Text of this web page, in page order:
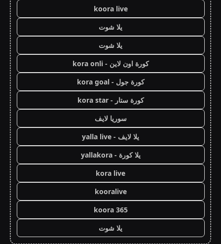
koora live
يلا شوت
يلا شوت
كورة اون لاين - kora onli
كورة جول - kora goal
كورة ستار - kora star
سوريا لايف
يلا لايف - yalla live
يلا كورة - yallakora
kora live
kooralive
koora 365
يلا شوت